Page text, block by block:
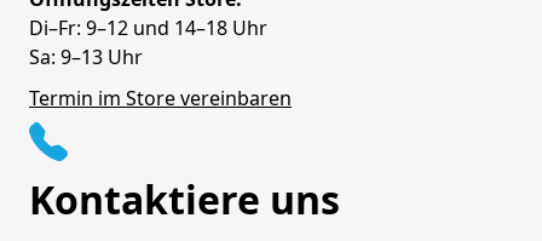
Di–Fr: 9–12 und 14–18 Uhr
Sa: 9–13 Uhr
Termin im Store vereinbaren
Kontaktiere uns